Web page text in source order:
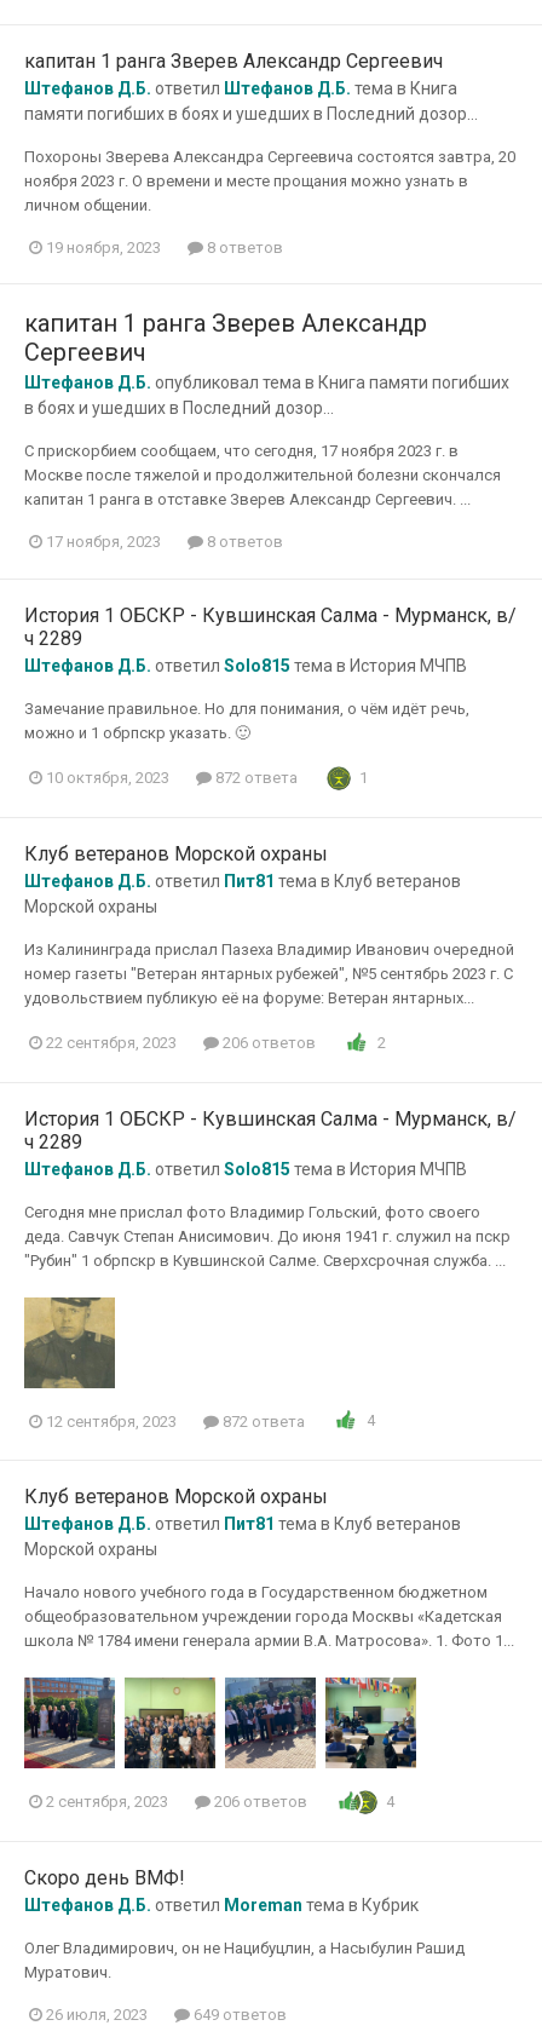
капитан 1 ранга Зверев Александр Сергеевич
Штефанов Д.Б. ответил Штефанов Д.Б. тема в Книга
памяти погибших в боях и ушедших в Последний дозор...
Похороны Зверева Александра Сергеевича состоятся завтра, 20
ноября 2023 г. О времени и месте прощания можно узнать в
личном общении.
19 ноября, 2023 8 ответов
капитан 1 ранга Зверев Александр
Сергеевич
Штефанов Д.Б. опубликовал тема в Книга памяти погибших
в боях и ушедших в Последний дозор...
С прискорбием сообщаем, что сегодня, 17 ноября 2023 г. в
Москве после тяжелой и продолжительной болезни скончался
капитан 1 ранга в отставке Зверев Александр Сергеевич. ...
17 ноября, 2023 8 ответов
История 1 ОБСКР - Кувшинская Салма - Мурманск, в/
ч 2289
Штефанов Д.Б. ответил Solo815 тема в История МЧПВ
Замечание правильное. Но для понимания, о чём идёт речь,
можно и 1 обрпскр указать. 🙂
10 октября, 2023 872 ответа 1
Клуб ветеранов Морской охраны
Штефанов Д.Б. ответил Пит81 тема в Клуб ветеранов
Морской охраны
Из Калининграда прислал Пазеха Владимир Иванович очередной
номер газеты "Ветеран янтарных рубежей", №5 сентябрь 2023 г. С
удовольствием публикую её на форуме: Ветеран янтарных...
22 сентября, 2023 206 ответов 2
История 1 ОБСКР - Кувшинская Салма - Мурманск, в/
ч 2289
Штефанов Д.Б. ответил Solo815 тема в История МЧПВ
Сегодня мне прислал фото Владимир Гольский, фото своего
деда. Савчук Степан Анисимович. До июня 1941 г. служил на пскр
"Рубин" 1 обрпскр в Кувшинской Салме. Сверхсрочная служба. ...
12 сентября, 2023 872 ответа 4
Клуб ветеранов Морской охраны
Штефанов Д.Б. ответил Пит81 тема в Клуб ветеранов
Морской охраны
Начало нового учебного года в Государственном бюджетном
общеобразовательном учреждении города Москвы «Кадетская
школа № 1784 имени генерала армии В.А. Матросова». 1. Фото 1...
2 сентября, 2023 206 ответов 4
Скоро день ВМФ!
Штефанов Д.Б. ответил Moreman тема в Кубрик
Олег Владимирович, он не Нацибуцлин, а Насыбулин Рашид
Муратович.
26 июля, 2023 649 ответов